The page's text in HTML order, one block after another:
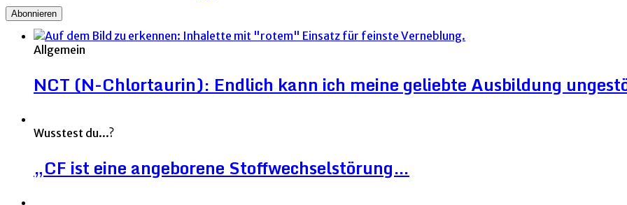
Allgemein
NCT (N-Chlortaurin): Endlich kann ich meine geliebte Ausbildung
Wusstest du...?
„CF ist eine angeborene Stoffwechselstörung…